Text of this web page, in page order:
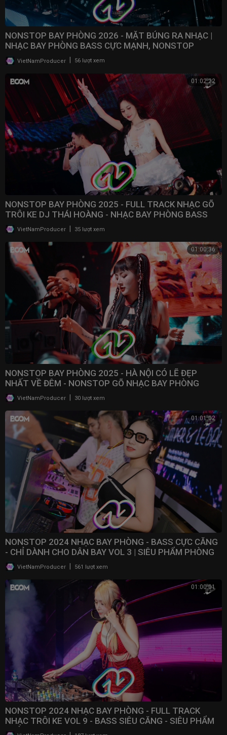
NONSTOP BAY PHÒNG 2026 - MẶT BÚNG RA NHẠC |
NHẠC BAY PHÒNG BASS CỰC MẠNH, NONSTOP
VINAHOUSE 2025
VietNamProducer 56 lượt xem
01:02:22
NONSTOP BAY PHÒNG 2025 - FULL TRACK NHẠC GÕ
TRÔI KE DJ THÁI HOÀNG - NHẠC BAY PHÒNG BASS
CWCH MẠNH
VietNamProducer 35 lượt xem
01:00:36
NONSTOP BAY PHÒNG 2025 - HÀ NỘI CÓ LẼ ĐẸP
NHẤT VỀ ĐÊM - NONSTOP GÕ NHẠC BAY PHÒNG
BASS CỰC MẠNH 2025
VietNamProducer 30 lượt xem
01:01:02
NONSTOP 2024 NHẠC BAY PHÒNG - BASS CỰC CĂNG
- CHỈ DÀNH CHO DÂN BAY VOL 3 | SIÊU PHẨM PHÒNG
BAY 2024
VietNamProducer 561 lượt xem
01:00:01
NONSTOP 2024 NHẠC BAY PHÒNG - FULL TRACK
NHẠC TRÔI KE VOL 9 - BASS SIÊU CĂNG - SIÊU PHẨM
PHÒNG BAY